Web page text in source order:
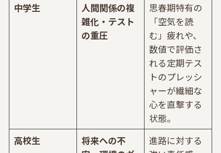
中学生
人間関係の複
雑化・テスト
の重圧
思春期特有の
「空気を読
む」疲れや、
数値で評価さ
れる定期テス
トのプレッシ
ャーが繊細な
心を直撃する
状態。
高校生
将来への不
進路に対する